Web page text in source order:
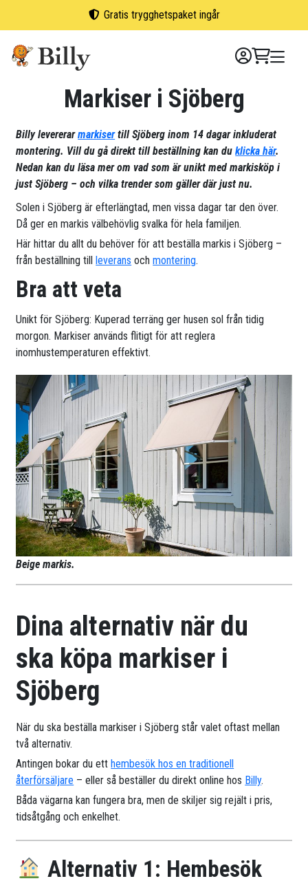
Gratis trygghetspaket ingår
Markiser i Sjöberg
Billy levererarmarkisertill Sjöberg inom 14 dagar inkluderat
montering. Vill du gå direkt till beställning kan duklicka här.
Nedan kan du läsa mer om vad som är unikt med markisköp i
just Sjöberg – och vilka trender som gäller där just nu.
Solen i Sjöberg är efterlängtad, men vissa dagar tar den över.
Då ger en markis välbehövlig svalka för hela familjen.
Här hittar du allt du behöver för att beställa markis i Sjöberg –
från beställning tillleverans ochmontering.
Bra att veta
Unikt för Sjöberg: Kuperad terräng ger husen sol från tidig
morgon. Markiser används flitigt för att reglera
inomhustemperaturen effektivt.
Beige markis.
Dina alternativ när du
ska köpa markiser i
Sjöberg
När du ska beställa markiser i Sjöberg står valet oftast mellan
två alternativ.
Antingen bokar du etthembesök hos en traditionell
återförsäljare – eller så beställer du direkt online hos Billy.
Båda vägarna kan fungera bra, men de skiljer sig rejält i pris,
tidsåtgång och enkelhet.
Alternativ 1: Hembesök